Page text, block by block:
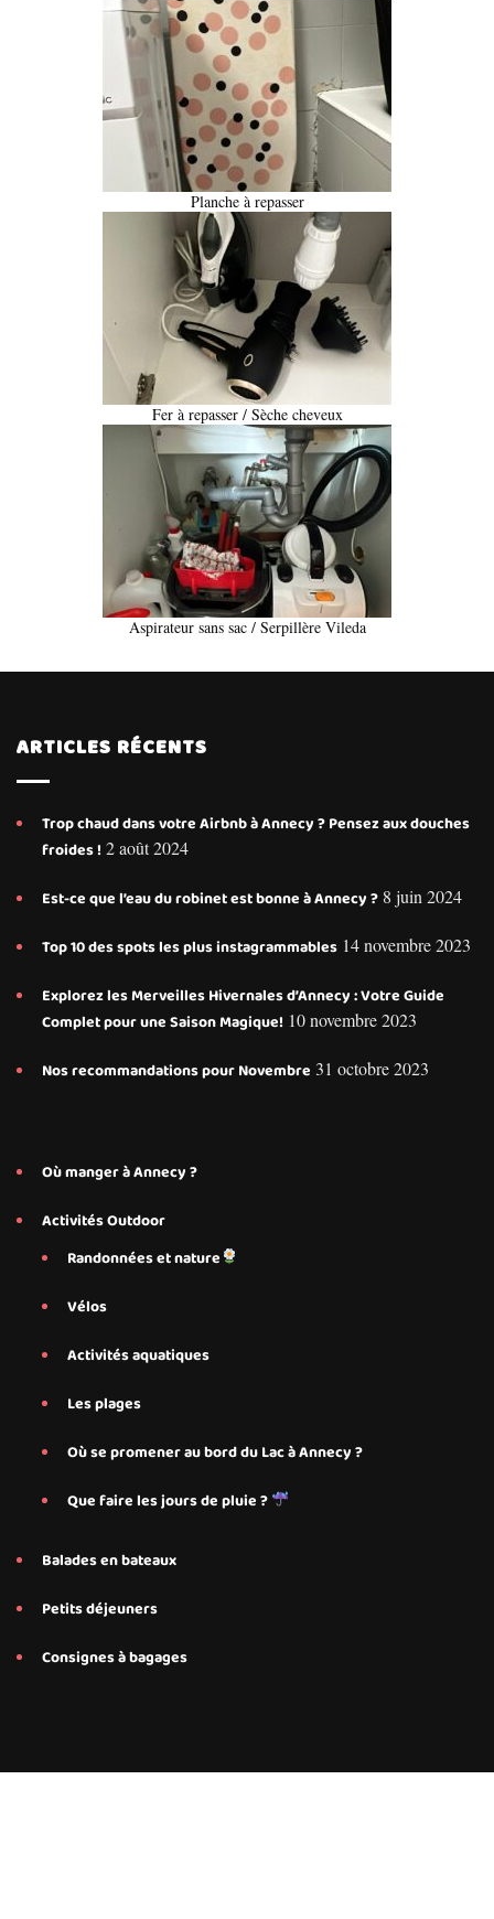
Planche à repasser
Fer à repasser / Sèche cheveux
Aspirateur sans sac / Serpillère Vileda
ARTICLES RÉCENTS
Trop chaud dans votre Airbnb à Annecy ? Pensez aux douches
froides ! 2 août 2024
Est-ce que l’eau du robinet est bonne à Annecy ? 8 juin 2024
Top 10 des spots les plus instagrammables 14 novembre 2023
Explorez les Merveilles Hivernales d’Annecy : Votre Guide
Complet pour une Saison Magique! 10 novembre 2023
Nos recommandations pour Novembre 31 octobre 2023
Où manger à Annecy ?
Activités Outdoor
Randonnées et nature
Vélos
Activités aquatiques
Les plages
Où se promener au bord du Lac à Annecy ?
Que faire les jours de pluie ?
Balades en bateaux
Petits déjeuners
Consignes à bagages